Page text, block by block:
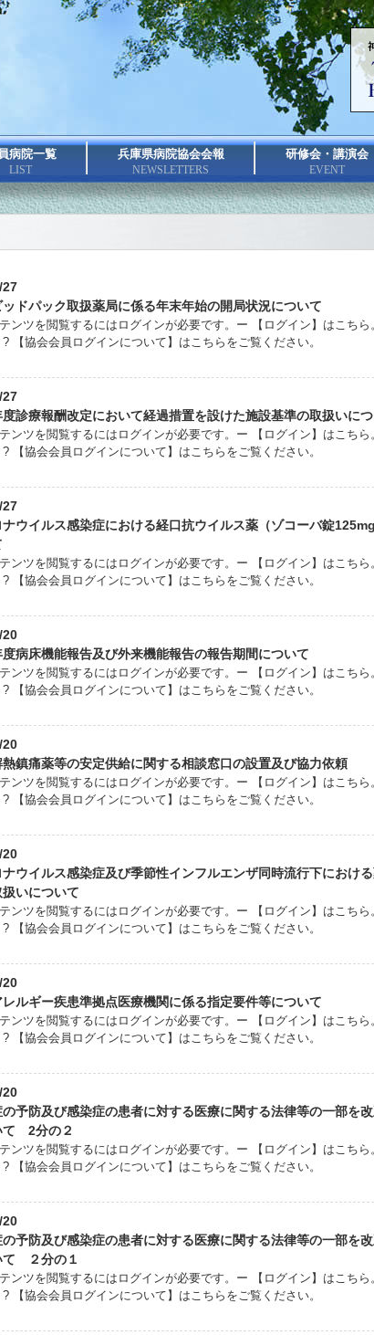
病院一覧
LIST
兵庫県病院協会会報
NEWSLETTERS
研修会・講演会
EVENT
27
ドパック取扱薬局に係る年末年始の開局状況について
ンツを閲覧するにはログインが必要です。ー 【ログイン】はこち
【協会会員ログインについて】はこちらをご覧ください。
27
診療報酬改定において経過措置を設けた施設基準の取扱いに
ンツを閲覧するにはログインが必要です。ー 【ログイン】はこち
【協会会員ログインについて】はこちらをご覧ください。
27
ナウイルス感染症における経口抗ウイルス薬（ゾコーバ錠
ンツを閲覧するにはログインが必要です。ー 【ログイン】はこち
【協会会員ログインについて】はこちらをご覧ください。
20
病床機能報告及び外来機能報告の報告期間について
ンツを閲覧するにはログインが必要です。ー 【ログイン】はこち
【協会会員ログインについて】はこちらをご覧ください。
20
熱鎮痛薬等の安定供給に関する相談窓口の設置及び協力依頼
ンツを閲覧するにはログインが必要です。ー 【ログイン】はこち
【協会会員ログインについて】はこちらをご覧ください。
20
ナウイルス感染症及び季節性インフルエンザ同時流行下におけ
扱いについて
ンツを閲覧するにはログインが必要です。ー 【ログイン】はこち
【協会会員ログインについて】はこちらをご覧ください。
20
ルギー疾患準拠点医療機関に係る指定要件等について
ンツを閲覧するにはログインが必要です。ー 【ログイン】はこち
【協会会員ログインについて】はこちらをご覧ください。
20
の予防及び感染症の患者に対する医療に関する法律等の一部を
て 2分の２
ンツを閲覧するにはログインが必要です。ー 【ログイン】はこち
【協会会員ログインについて】はこちらをご覧ください。
20
の予防及び感染症の患者に対する医療に関する法律等の一部を
て ２分の１
ンツを閲覧するにはログインが必要です。ー 【ログイン】はこち
【協会会員ログインについて】はこちらをご覧ください。